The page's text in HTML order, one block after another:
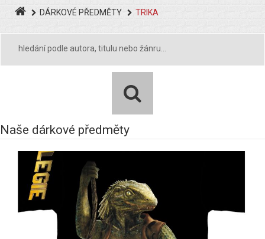
DÁRKOVÉ PŘEDMĚTY TRIKA
Naše dárkové předměty